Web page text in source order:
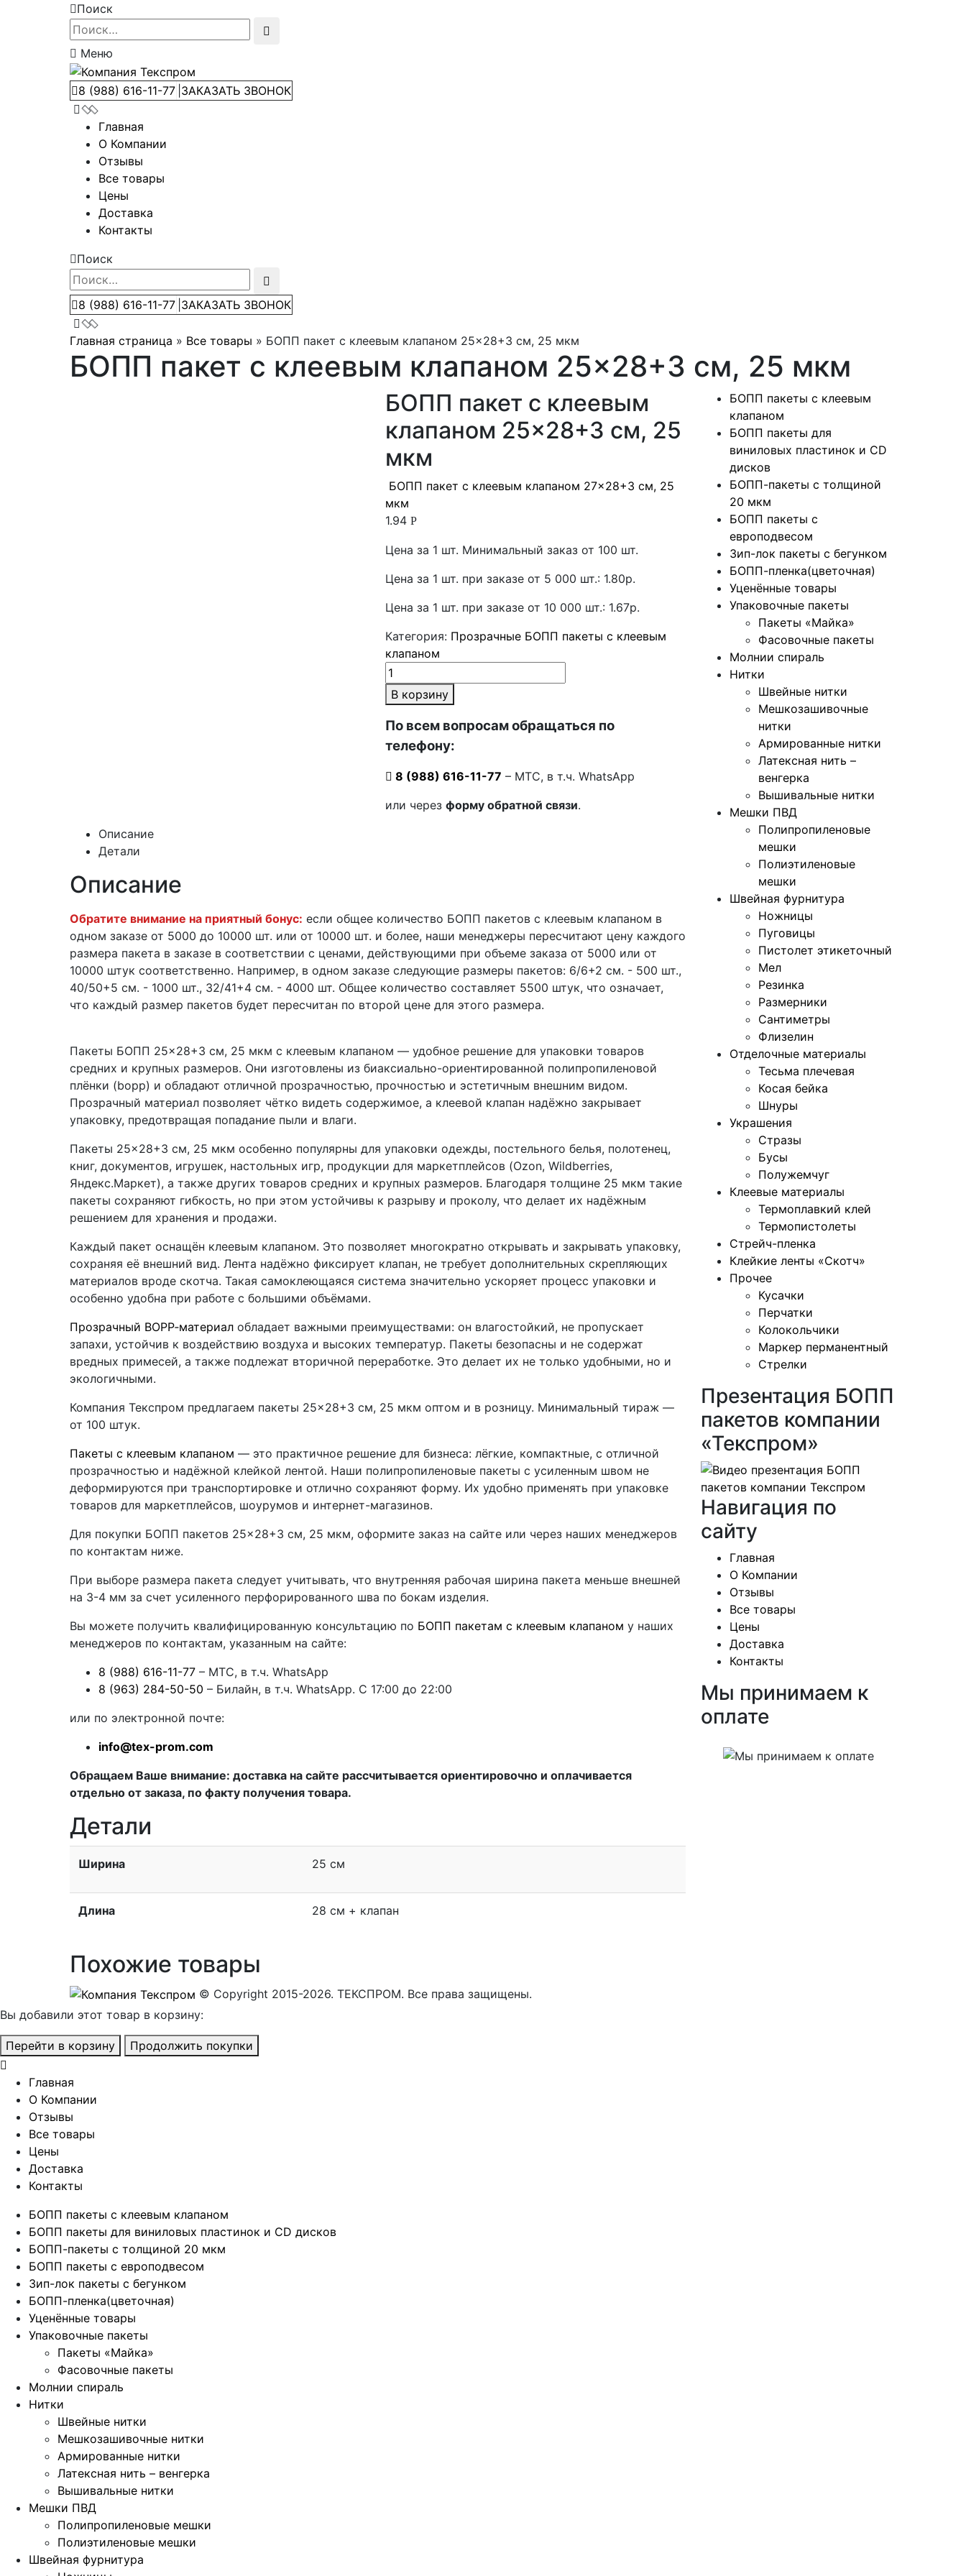
Поиск
Меню
8 (988) 616-11-77 ЗАКАЗАТЬ ЗВОНОК
Главная
О Компании
Отзывы
Все товары
Цены
Доставка
Контакты
Поиск
8 (988) 616-11-77 ЗАКАЗАТЬ ЗВОНОК
Главная страница » Все товары » БОПП пакет с клеевым клапаном 25×28+3 см, 25 мкм
БОПП пакет с клеевым клапаном 25×28+3 см, 25 мкм
БОПП пакет с клеевым
клапаном 25×28+3 см, 25
мкм
БОПП пакет с клеевым клапаном 27×28+3 см, 25
мкм
1.94 Р
Цена за 1 шт. Минимальный заказ от 100 шт.
Цена за 1 шт. при заказе от 5 000 шт.: 1.80р.
Цена за 1 шт. при заказе от 10 000 шт.: 1.67р.
Категория: Прозрачные БОПП пакеты с клеевым
клапаном
В корзину
По всем вопросам обращаться по
телефону:
8 (988) 616-11-77 – МТС, в т.ч. WhatsApp
или через форму обратной связи.
Описание
Детали
Описание
Обратите внимание на приятный бонус: если общее количество БОПП пакетов с клеевым клапаном в
одном заказе от 5000 до 10000 шт. или от 10000 шт. и более, наши менеджеры пересчитают цену каждого
размера пакета в заказе в соответствии с ценами, действующими при объеме заказа от 5000 или от
10000 штук соответственно. Например, в одном заказе следующие размеры пакетов: 6/6+2 см. - 500 шт.,
40/50+5 см. - 1000 шт., 32/41+4 см. - 4000 шт. Общее количество составляет 5500 штук, что означает,
что каждый размер пакетов будет пересчитан по второй цене для этого размера.
Пакеты БОПП 25×28+3 см, 25 мкм с клеевым клапаном — удобное решение для упаковки товаров
средних и крупных размеров. Они изготовлены из биаксиально-ориентированной полипропиленовой
плёнки (bopp) и обладают отличной прозрачностью, прочностью и эстетичным внешним видом.
Прозрачный материал позволяет чётко видеть содержимое, а клеевой клапан надёжно закрывает
упаковку, предотвращая попадание пыли и влаги.
Пакеты 25×28+3 см, 25 мкм особенно популярны для упаковки одежды, постельного белья, полотенец,
книг, документов, игрушек, настольных игр, продукции для маркетплейсов (Ozon, Wildberries,
Яндекс.Маркет), а также других товаров средних и крупных размеров. Благодаря толщине 25 мкм такие
пакеты сохраняют гибкость, но при этом устойчивы к разрыву и проколу, что делает их надёжным
решением для хранения и продажи.
Каждый пакет оснащён клеевым клапаном. Это позволяет многократно открывать и закрывать упаковку,
сохраняя её внешний вид. Лента надёжно фиксирует клапан, не требует дополнительных скрепляющих
материалов вроде скотча. Такая самоклеющаяся система значительно ускоряет процесс упаковки и
особенно удобна при работе с большими объёмами.
Прозрачный BOPP‑материал обладает важными преимуществами: он влагостойкий, не пропускает
запахи, устойчив к воздействию воздуха и высоких температур. Пакеты безопасны и не содержат
вредных примесей, а также подлежат вторичной переработке. Это делает их не только удобными, но и
экологичными.
Компания Текспром предлагаем пакеты 25×28+3 см, 25 мкм оптом и в розницу. Минимальный тираж —
от 100 штук.
Пакеты с клеевым клапаном — это практичное решение для бизнеса: лёгкие, компактные, с отличной
прозрачностью и надёжной клейкой лентой. Наши полипропиленовые пакеты с усиленным швом не
деформируются при транспортировке и отлично сохраняют форму. Их удобно применять при упаковке
товаров для маркетплейсов, шоурумов и интернет-магазинов.
Для покупки БОПП пакетов 25×28+3 см, 25 мкм, оформите заказ на сайте или через наших менеджеров
по контактам ниже.
При выборе размера пакета следует учитывать, что внутренняя рабочая ширина пакета меньше внешней
на 3-4 мм за счет усиленного перфорированного шва по бокам изделия.
Вы можете получить квалифицированную консультацию по БОПП пакетам с клеевым клапаном у наших
менеджеров по контактам, указанным на сайте:
8 (988) 616-11-77 – МТС, в т.ч. WhatsApp
8 (963) 284-50-50 – Билайн, в т.ч. WhatsApp. С 17:00 до 22:00
или по электронной почте:
info@tex-prom.com
Обращаем Ваше внимание: доставка на сайте рассчитывается ориентировочно и оплачивается
отдельно от заказа, по факту получения товара.
Детали
Ширина 25 см
Длина 28 см + клапан
БОПП пакеты с клеевым
клапаном
БОПП пакеты для
виниловых пластинок и CD
дисков
БОПП-пакеты с толщиной
20 мкм
БОПП пакеты с
европодвесом
Зип-лок пакеты с бегунком
БОПП-пленка(цветочная)
Уценённые товары
Упаковочные пакеты
Пакеты «Майка»
Фасовочные пакеты
Молнии спираль
Нитки
Швейные нитки
Мешкозашивочные
нитки
Армированные нитки
Латексная нить –
венгерка
Вышивальные нитки
Мешки ПВД
Полипропиленовые
мешки
Полиэтиленовые
мешки
Швейная фурнитура
Ножницы
Пуговицы
Пистолет этикеточный
Мел
Резинка
Размерники
Сантиметры
Флизелин
Отделочные материалы
Тесьма плечевая
Косая бейка
Шнуры
Украшения
Стразы
Бусы
Полужемчуг
Клеевые материалы
Термоплавкий клей
Термопистолеты
Стрейч-пленка
Клейкие ленты «Скотч»
Прочее
Кусачки
Перчатки
Колокольчики
Маркер перманентный
Стрелки
Презентация БОПП
пакетов компании
«Текспром»
Навигация по
сайту
Главная
О Компании
Отзывы
Все товары
Цены
Доставка
Контакты
Мы принимаем к
оплате
Похожие товары
© Copyright 2015-2026. ТЕКСПРОМ. Все права защищены.
Вы добавили этот товар в корзину:
Перейти в корзину Продолжить покупки
Главная
О Компании
Отзывы
Все товары
Цены
Доставка
Контакты
БОПП пакеты с клеевым клапаном
БОПП пакеты для виниловых пластинок и CD дисков
БОПП-пакеты с толщиной 20 мкм
БОПП пакеты с европодвесом
Зип-лок пакеты с бегунком
БОПП-пленка(цветочная)
Уценённые товары
Упаковочные пакеты
Пакеты «Майка»
Фасовочные пакеты
Молнии спираль
Нитки
Швейные нитки
Мешкозашивочные нитки
Армированные нитки
Латексная нить – венгерка
Вышивальные нитки
Мешки ПВД
Полипропиленовые мешки
Полиэтиленовые мешки
Швейная фурнитура